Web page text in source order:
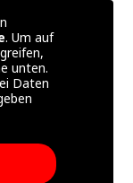
. Um auf
unten.
Daten